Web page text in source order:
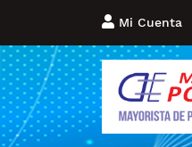
Mi Cuenta